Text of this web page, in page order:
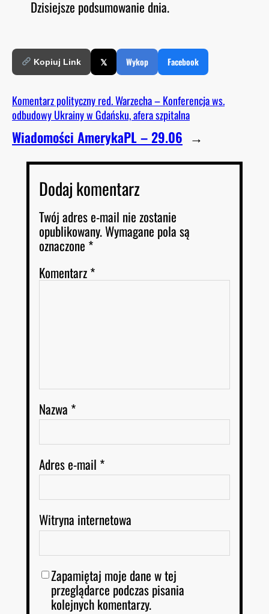
O
RSS FEED
Dzisiejsze podsumowanie dnia.
Kopiuj Link 𝕏 Wykop Facebook
Komentarz polityczny red. Warzecha – Konferencja ws.
odbudowy Ukrainy w Gdańsku, afera szpitalna
Wiadomości AmerykaPL – 29.06 →
Dodaj komentarz
Twój adres e-mail nie zostanie
opublikowany.Wymagane pola są
oznaczone *
Komentarz*
Nazwa *
Adres e-mail *
Witryna internetowa
Zapamiętaj moje dane w tej
przeglądarce podczas pisania
kolejnych komentarzy.